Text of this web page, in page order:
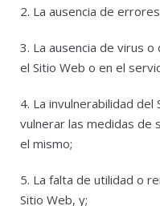
2. La ausencia de
3. La ausencia de virus
el Sitio Web o en el
4. La invulnerabilidad
vulnerar las medidas de
el mismo;
5. La falta de utilidad o
Sitio Web, y;